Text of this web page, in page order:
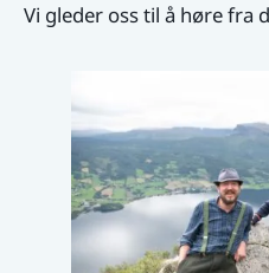
Vi gleder oss til å høre fra